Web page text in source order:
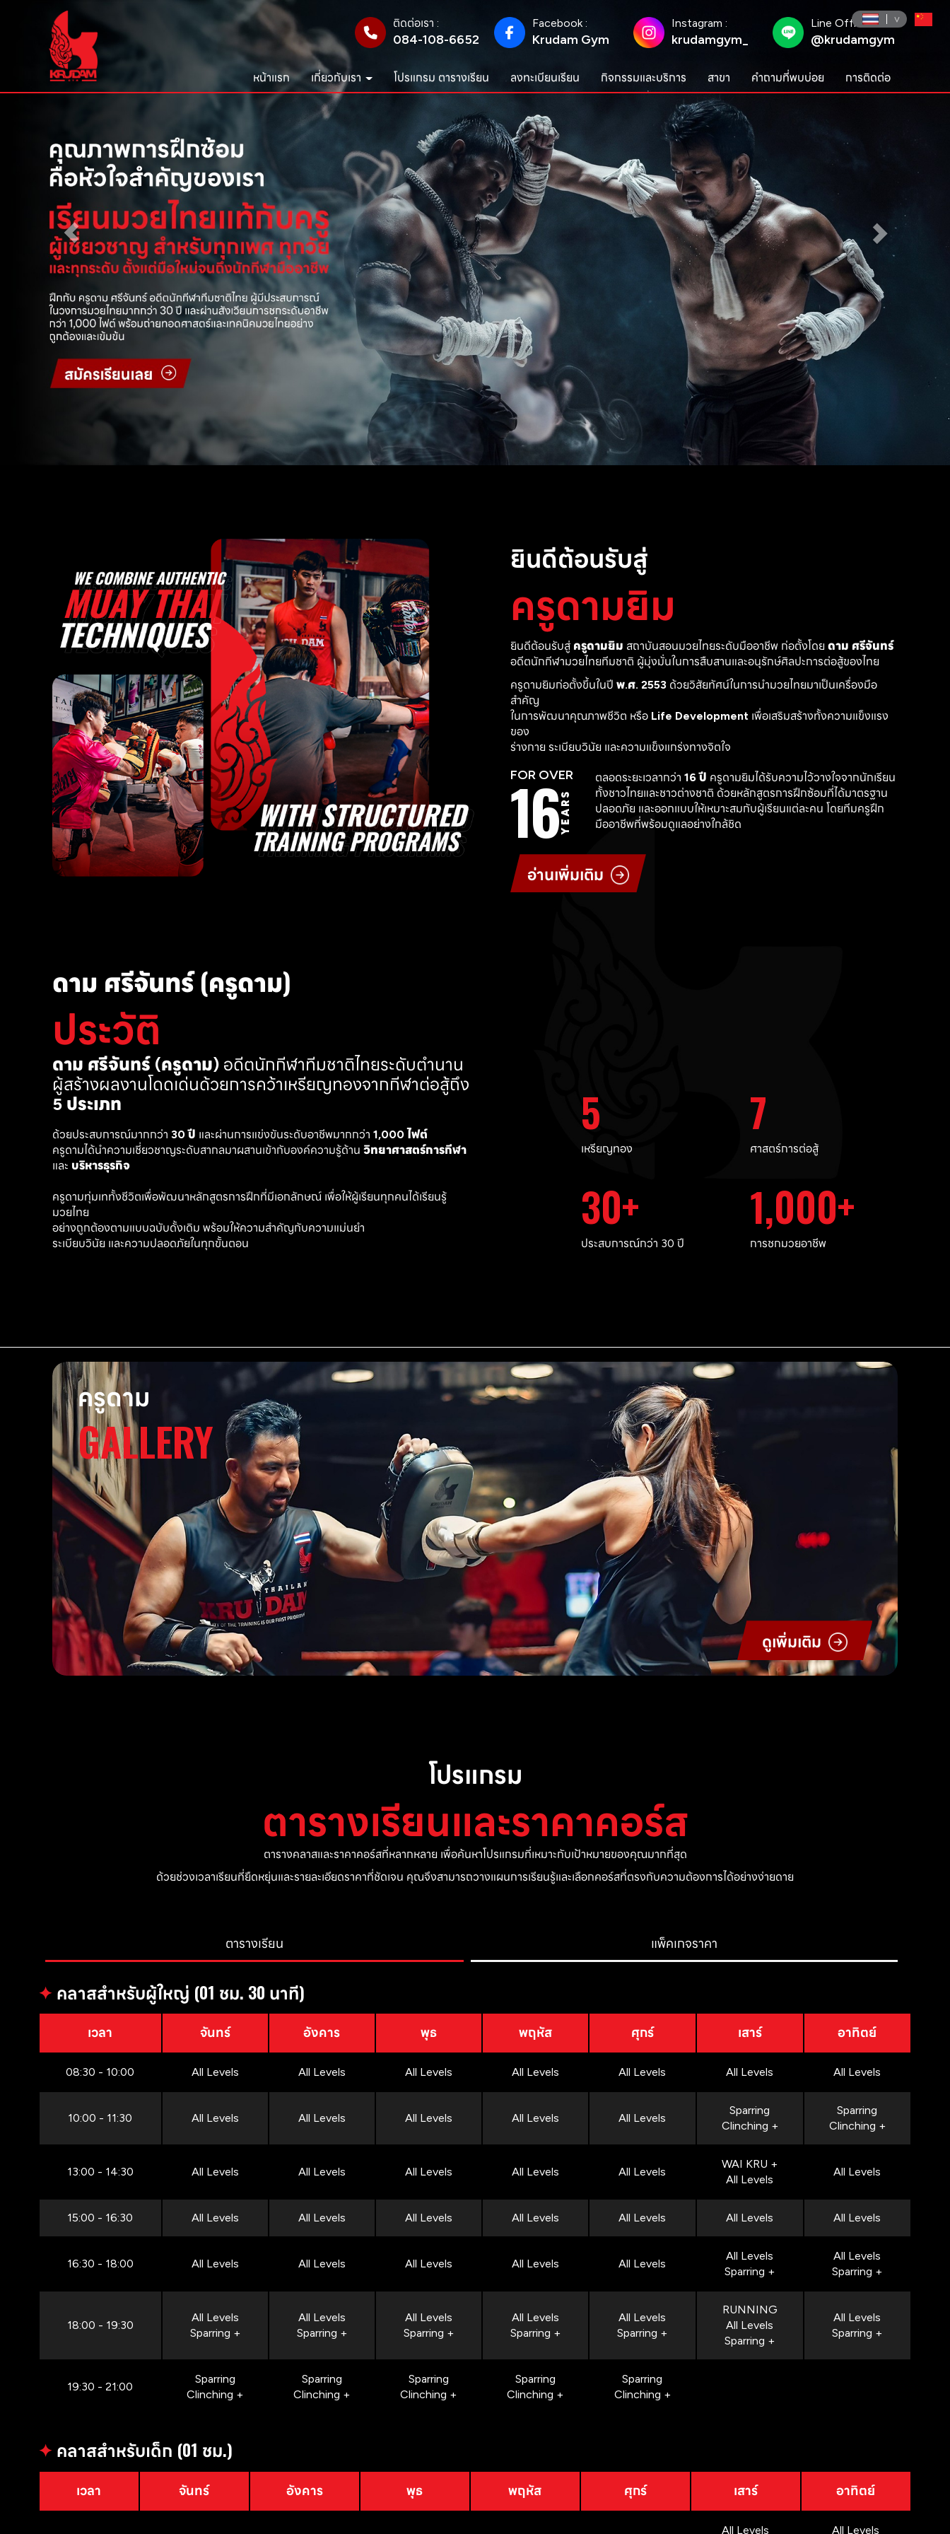
ติดต่อเรา :
084-108-6652
Facebook :
Krudam Gym
Instagram :
krudamgym_
Line Official :
@krudamgym
หน้าแรก เกี่ยวกับเรา โปรแกรม ตารางเรียน ลงทะเบียนเรียน กิจกรรมและบริการ สาขา คำถามที่พบบ่อย การติดต่อ
ยินดีต้อนรับสู่
ครูดามยิม
ยินดีต้อนรับสู่ ครูดามยิม สถาบันสอนมวยไทยระดับมืออาชีพ ก่อตั้งโดย ดาม ศรีจันทร์
อดีตนักกีฬามวยไทยทีมชาติ ผู้มุ่งมั่นในการสืบสานและอนุรักษ์ศิลปะการต่อสู้ของไทย
ครูดามยิมก่อตั้งขึ้นในปี พ.ศ. 2553 ด้วยวิสัยทัศน์ในการนำมวยไทยมาเป็นเครื่องมือ
สำคัญ
ในการพัฒนาคุณภาพชีวิต หรือ Life Development เพื่อเสริมสร้างทั้งความแข็งแรง
ของ
ร่างกาย ระเบียบวินัย และความแข็งแกร่งทางจิตใจ
FOR OVER
16YEARS
ตลอดระยะเวลากว่า 16 ปี ครูดามยิมได้รับความไว้วางใจจากนักเรียน
ทั้งชาวไทยและชาวต่างชาติ ด้วยหลักสูตรการฝึกซ้อมที่ได้มาตรฐาน
ปลอดภัย และออกแบบให้เหมาะสมกับผู้เรียนแต่ละคน โดยทีมครูฝึก
มืออาชีพที่พร้อมดูแลอย่างใกล้ชิด
อ่านเพิ่มเติม
ดาม ศรีจันทร์ (ครูดาม)
ประวัติ
ดาม ศรีจันทร์ (ครูดาม) อดีตนักกีฬาทีมชาติไทยระดับตำนาน
ผู้สร้างผลงานโดดเด่นด้วยการคว้าเหรียญทองจากกีฬาต่อสู้ถึง
5 ประเภท
ด้วยประสบการณ์มากกว่า 30 ปี และผ่านการแข่งขันระดับอาชีพมากกว่า 1,000 ไฟต์
ครูดามได้นำความเชี่ยวชาญระดับสากลมาผสานเข้ากับองค์ความรู้ด้าน วิทยาศาสตร์การกีฬา
และ บริหารธุรกิจ
ครูดามทุ่มเททั้งชีวิตเพื่อพัฒนาหลักสูตรการฝึกที่มีเอกลักษณ์ เพื่อให้ผู้เรียนทุกคนได้เรียนรู้
มวยไทย
อย่างถูกต้องตามแบบฉบับดั้งเดิม พร้อมให้ความสำคัญกับความแม่นยำ
ระเบียบวินัย และความปลอดภัยในทุกขั้นตอน
5
เหรียญทอง
7
ศาสตร์การต่อสู้
30
ประสบการณ์กว่า 30 ปี
1,000
การชกมวยอาชีพ
ครูดาม
GALLERY
ดูเพิ่มเติม
โปรแกรม
ตารางเรียนและราคาคอร์ส
ตารางคลาสและราคาคอร์สที่หลากหลาย เพื่อค้นหาโปรแกรมที่เหมาะกับเป้าหมายของคุณมากที่สุด
ด้วยช่วงเวลาเรียนที่ยืดหยุ่นและรายละเอียดราคาที่ชัดเจน คุณจึงสามารถวางแผนการเรียนรู้และเลือกคอร์สที่ตรงกับความต้องการได้อย่างง่ายดาย
ตารางเรียน แพ็คเกจราคา
✦คลาสสำหรับผู้ใหญ่ (01 ชม. 30 นาที)
เวลา จันทร์ อังคาร พุธ พฤหัส ศุกร์ เสาร์ อาทิตย์
08:30 - 10:00 All Levels All Levels All Levels All Levels All Levels All Levels All Levels
10:00 - 11:30 All Levels All Levels All Levels All Levels All Levels
Sparring
Clinching +
Sparring
Clinching +
13:00 - 14:30 All Levels All Levels All Levels All Levels All Levels
WAI KRU +
All Levels
All Levels
15:00 - 16:30 All Levels All Levels All Levels All Levels All Levels All Levels All Levels
16:30 - 18:00 All Levels All Levels All Levels All Levels All Levels
All Levels
Sparring +
All Levels
Sparring +
18:00 - 19:30
All Levels
Sparring +
All Levels
Sparring +
All Levels
Sparring +
All Levels
Sparring +
All Levels
Sparring +
RUNNING
All Levels
Sparring +
All Levels
Sparring +
19:30 - 21:00
Sparring
Clinching +
Sparring
Clinching +
Sparring
Clinching +
Sparring
Clinching +
Sparring
Clinching +
✦คลาสสำหรับเด็ก (01 ชม.)
เวลา จันทร์ อังคาร พุธ พฤหัส ศุกร์ เสาร์ อาทิตย์
All Levels All Levels